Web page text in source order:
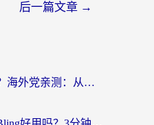
后一篇文章 →
如何翻墙到中国免费？海外党亲测：从踩坑到选对加速器的全攻略